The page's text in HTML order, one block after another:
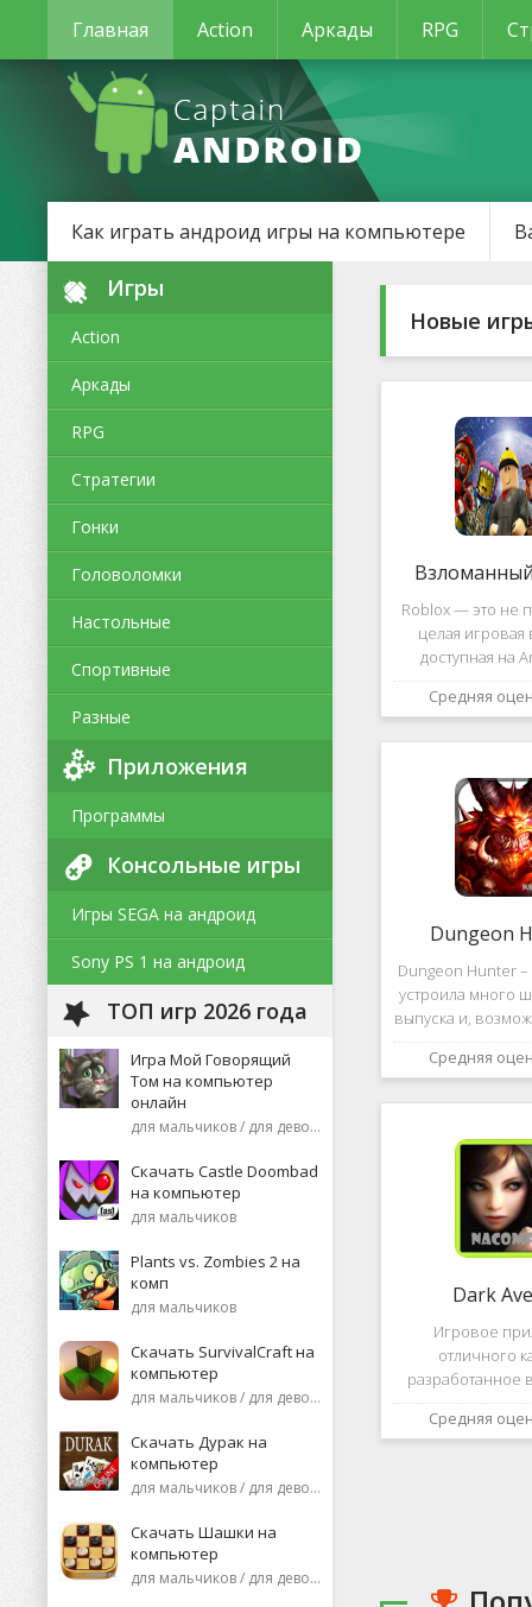
Главная Action Аркады RPG
Как играть андроид игры на компьютере
Игры
Action
Аркады
RPG
Стратегии
Гонки
Головоломки
Настольные
Спортивные
Разные
Приложения
Программы
Консольные игры
Игры SEGA на андроид
Sony PS 1 на андроид
ТОП игр 2026 года
Игра Мой Говорящий
Том на компьютер
онлайн
для мальчиков / для девочек
Скачать Castle Doombad
на компьютер
для мальчиков
Plants vs. Zombies 2 на
комп
для мальчиков
Скачать SurvivalCraft на
компьютер
для мальчиков / для девочек
Скачать Дурак на
компьютер
для мальчиков / для девочек
Скачать Шашки на
компьютер
для мальчиков / для девочек
Новые
Roblox — это не
целая игровая
доступная на
уникальная
позволяет не
и сценарии,
Средняя
Dungeon
Dungeon Hunter –
устроила много
выпуска и,
такому
необычную
Средняя
Dark
Игровое
отличного
разработанное
это, конечно же,
ней вы сможете
Средняя